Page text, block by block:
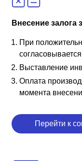
Внесение залога
При
Выставление
Оплата
момента
Перейти к